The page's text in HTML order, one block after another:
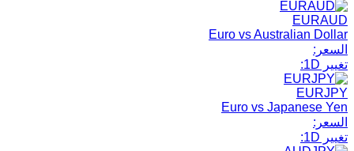
EURAUD
Euro vs Australian Dollar
السعر:
تغيير 1D:
EURJPY
Euro vs Japanese Yen
السعر:
تغيير 1D: